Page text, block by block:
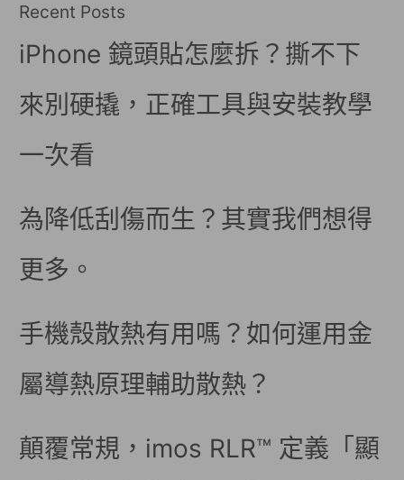
Recent Posts
iPhone 鏡頭貼怎麼拆？撕不下
來別硬撬，正確工具與安裝教學
一次看
為降低刮傷而生？其實我們想得
更多。
手機殼散熱有用嗎？如何運用金
屬導熱原理輔助散熱？
顛覆常規，imos RLR™ 定義「顯